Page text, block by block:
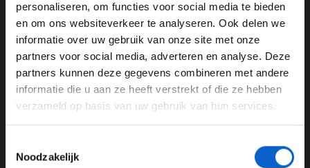
personaliseren, om functies voor social media te bieden
en om ons websiteverkeer te analyseren. Ook delen we
informatie over uw gebruik van onze site met onze
partners voor social media, adverteren en analyse. Deze
partners kunnen deze gegevens combineren met andere
informatie die u aan ze heeft verstrekt of die ze hebben
verzameld op basis van uw gebruik van hun services.
Noodzakelijk
Aldus een vrolijke Piastri.
WELKOM BIJ GRAND PRIX RADIO
Ben je 24 jaar of ouder?
Pas je advertentie instellingen aan en klik hieronder om
door te gaan naar de website!
Advertentie instellingen
Toon alle kansspelenadvertenties (24+)